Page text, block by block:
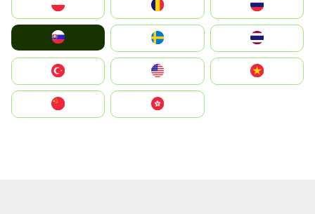
United States
中國香港特別行政區